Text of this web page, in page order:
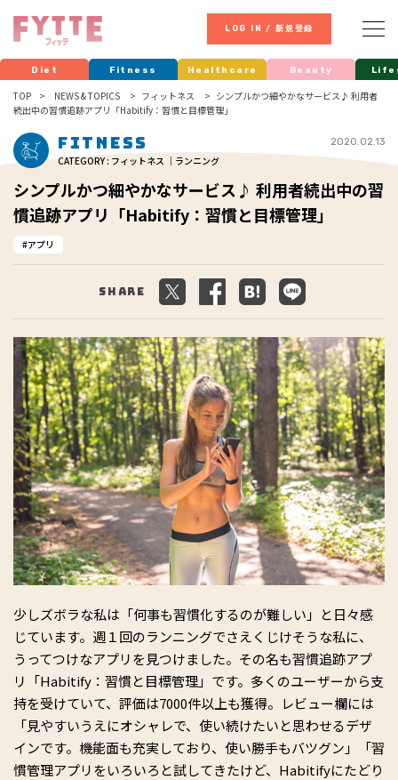
LOG IN / 新規登録
Diet Fitness Healthcare Beauty
TOP NEWS & TOPICS フィットネス
シンプルかつ細やかなサービス♪ 利用者
続出中の習慣追跡アプリ「Habitify：習慣と目標管理」
Fitness
CATEGORY : フィットネス ｜ランニング
2020.02.13
シンプルかつ細やかなサービス♪ 利用者続出中の習
慣追跡アプリ「Habitify：習慣と目標管理」
アプリ
Share
少しズボラな私は「何事も習慣化するのが難しい」と日々感
じています。週１回のランニングでさえくじけそうな私に、
うってつけなアプリを見つけました。その名も習慣追跡アプ
リ「Habitify：習慣と目標管理」です。多くのユーザーから支
持を受けていて、評価は7000件以上も獲得。レビュー欄には
「見やすいうえにオシャレで、使い続けたいと思わせるデザ
インです。機能面も充実しており、使い勝手もバツグン」「習
慣管理アプリをいろいろと試してきたけど、Habitifyにたどり